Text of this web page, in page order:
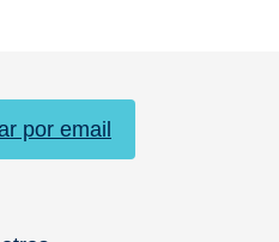
por email